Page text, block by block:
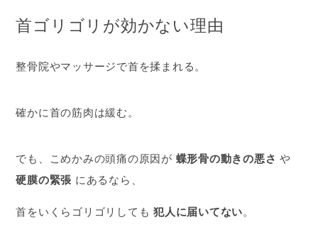
首ゴリゴリが効かない理由
整骨院やマッサージで首を揉まれる。
確かに首の筋肉は緩む。
でも、こめかみの頭痛の原因が 蝶形骨の動きの悪さ や
硬膜の緊張 にあるなら、
首をいくらゴリゴリしても犯人に届いてない。